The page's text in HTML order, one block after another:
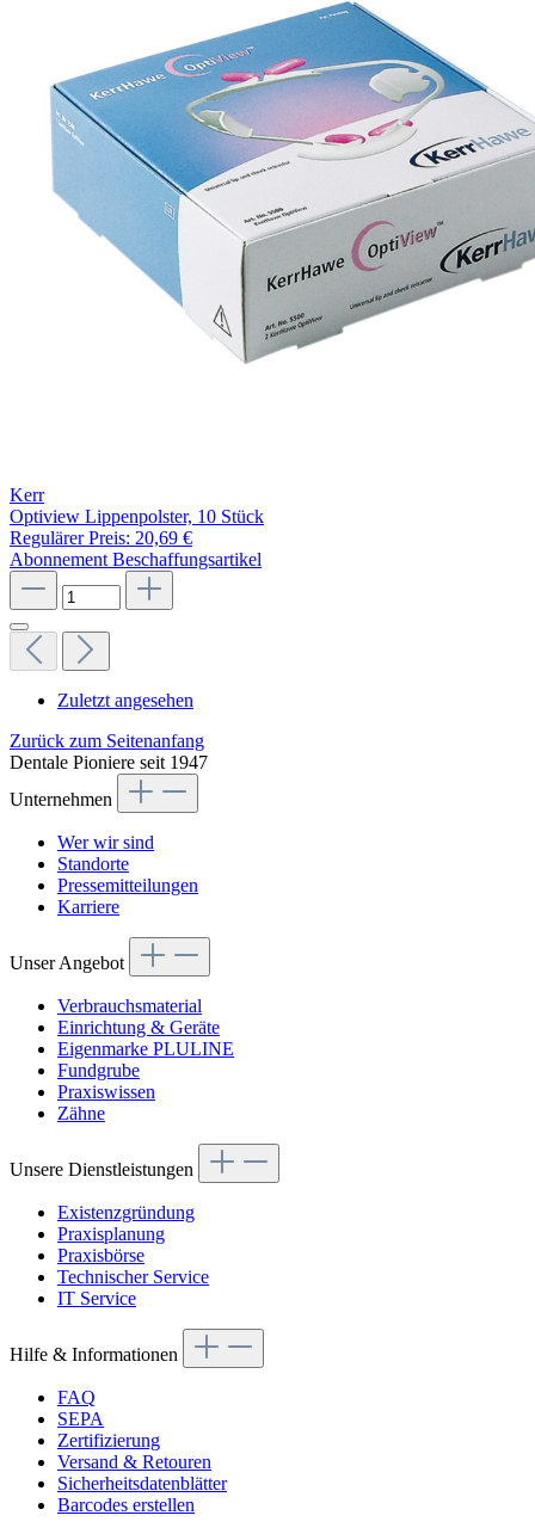
Kerr
Optiview Lippenpolster, 10 Stück
Regulärer Preis: 20,69 €
Abonnement Beschaffungsartikel
Zuletzt angesehen
Zurück zum Seitenanfang
Dentale Pioniere seit 1947
Unternehmen
Wer wir sind
Standorte
Pressemitteilungen
Karriere
Unser Angebot
Verbrauchsmaterial
Einrichtung & Geräte
Eigenmarke PLULINE
Fundgrube
Praxiswissen
Zähne
Unsere Dienstleistungen
Existenzgründung
Praxisplanung
Praxisbörse
Technischer Service
IT Service
Hilfe & Informationen
FAQ
SEPA
Zertifizierung
Versand & Retouren
Sicherheitsdatenblätter
Barcodes erstellen